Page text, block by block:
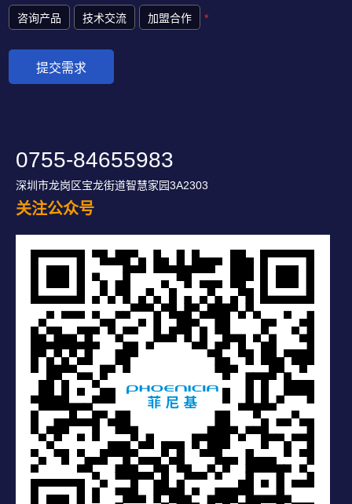
咨询产品 技术交流 加盟合作 *
0755-84655983
深圳市龙岗区宝龙街道智慧家园3A2303
关注公众号